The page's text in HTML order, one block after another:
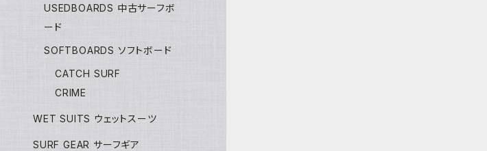
USEDBOARDS 中古サーフボ
ード
SOFTBOARDS ソフトボード
CATCH SURF
CRIME
WET SUITS ウェットスーツ
SURF GEAR サーフギア